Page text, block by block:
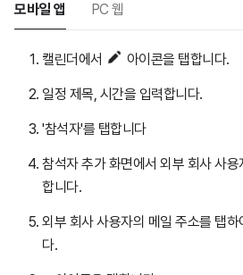
모바일 앱 PC 웹
캘린더에서 아이콘을 탭합니다.
일정 제목, 시간을 입력합니다.
'참석자'를 탭합니다
참석자 추가 화면에서 외부 회사 사
합니다.
외부 회사 사용자의 메일 주소를 탭하
다.